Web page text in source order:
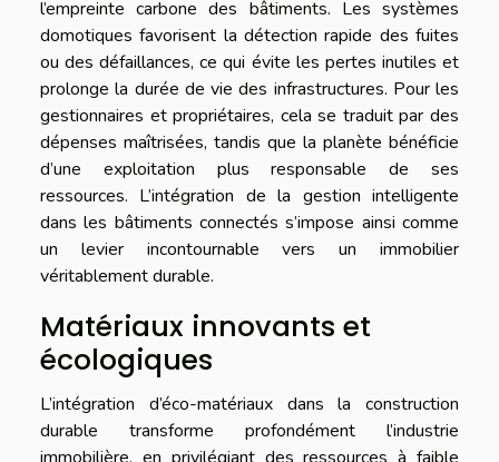
l’empreinte carbone des bâtiments. Les systèmes
domotiques favorisent la détection rapide des fuites
ou des défaillances, ce qui évite les pertes inutiles et
prolonge la durée de vie des infrastructures. Pour les
gestionnaires et propriétaires, cela se traduit par des
dépenses maîtrisées, tandis que la planète bénéficie
d’une exploitation plus responsable de ses
ressources. L’intégration de la gestion intelligente
dans les bâtiments connectés s’impose ainsi comme
un levier incontournable vers un immobilier
véritablement durable.
Matériaux innovants et
écologiques
L’intégration d’éco-matériaux dans la construction
durable transforme profondément l’industrie